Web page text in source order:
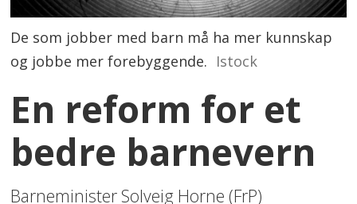
De som jobber med barn må ha mer kunnskap
og jobbe mer forebyggende. Istock
En reform for et
bedre barnevern
Barneminister Solveig Horne (FrP)